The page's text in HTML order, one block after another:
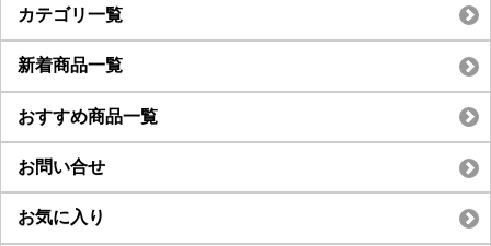
カテゴリ一覧
新着商品一覧
おすすめ商品一覧
お問い合せ
お気に入り